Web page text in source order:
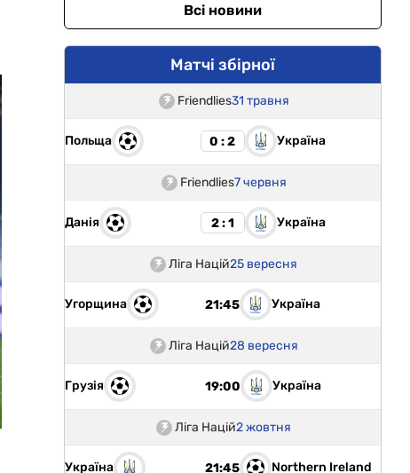
Всі новини
Матчі збірної
Friendlies31 травня
Польща 0 : 2 Україна
Friendlies7 червня
Данія 2 : 1 Україна
Ліга Націй25 вересня
Угорщина 21:45 Україна
Ліга Націй28 вересня
Грузія 19:00 Україна
Ліга Націй2 жовтня
Україна 21:45 Northern Ireland